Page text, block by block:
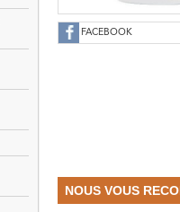
FACEBOOK
NOUS VOUS